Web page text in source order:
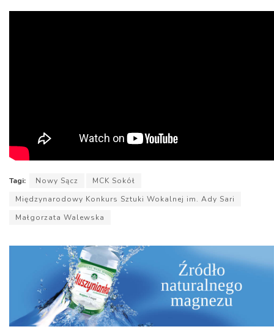
Tagi: Nowy Sącz
MCK Sokół
Międzynarodowy Konkurs Sztuki Wokalnej im. Ady Sari
Małgorzata Walewska